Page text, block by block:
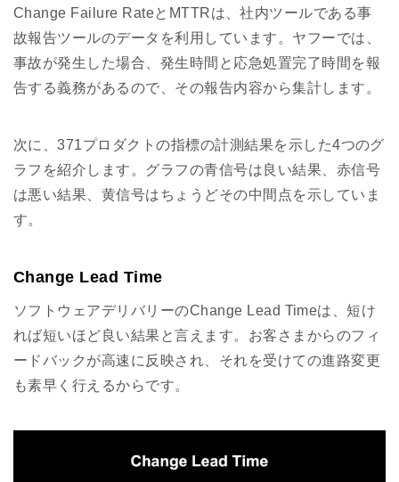
Change Failure RateとMTTRは、社内ツールである事
故報告ツールのデータを利用しています。ヤフーでは、
事故が発生した場合、発生時間と応急処置完了時間を報
告する義務があるので、その報告内容から集計します。
次に、371プロダクトの指標の計測結果を示した4つのグ
ラフを紹介します。グラフの青信号は良い結果、赤信号
は悪い結果、黄信号はちょうどその中間点を示していま
す。
Change Lead Time
ソフトウェアデリバリーのChange Lead Timeは、短け
れば短いほど良い結果と言えます。お客さまからのフィ
ードバックが高速に反映され、それを受けての進路変更
も素早く行えるからです。